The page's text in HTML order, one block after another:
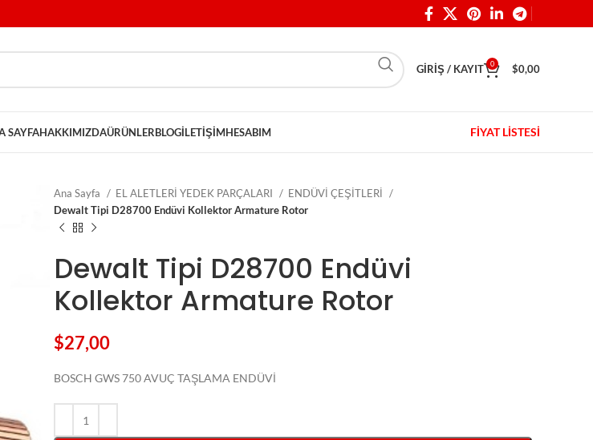
GIRIŞ / KAYIT 0 $0,00
SAYFAHAKKIMIZDAÜRÜNLERBLOGİLETIŞIMHESABIM FİYAT LİSTESİ
Ana Sayfa EL ALETLERİ YEDEK PARÇALARI
ENDÜVİ ÇEŞİTLERİ
Dewalt Tipi D28700 Endüvi Kollektor Armature Rotor
Dewalt Tipi D28700 Endüvi
Kollektor Armature Rotor
$27,00
BOSCH GWS 750 AVUÇ TAŞLAMA ENDÜVİ